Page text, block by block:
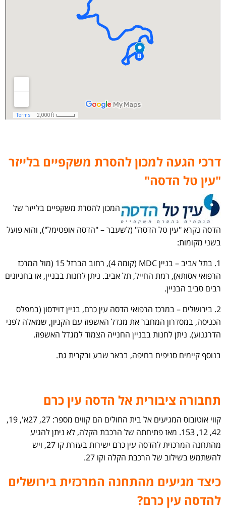
דרכי הגעה למכון להסרת משקפיים בלייזר
"עין טל הדסה"
המכון להסרת משקפיים בלייזר של
הדסה נקרא "עין טל הדסה" (לשעבר – "הדסה אופטימל"), והוא פועל
בשני מקומות:
1. בתל אביב – בניין MDC (קומה 4), רחוב הברזל 15 (מול המרכז
הרפואי אסותא), רמת החייל, תל אביב. ניתן לחנות בבניין, או בחניונים
רבים סביב הבניין.
2. בירושלים – במרכז הרפואי הדסה עין כרם, בניין דוידסון (במפלס
הכניסה, במסדרון המחבר את מגדל האשפוז עם הקניון, שמאלה לפני
הדרגנוע). ניתן לחנות בבניין החנייה הצמוד למגדל האשפוז.
בנוסף קיימים סניפים בחיפה, בבאר שבע ובקרית גת.
תחבורה ציבורית אל הדסה עין כרם
קווי אוטובוס המגיעים אל בית החולים הם קווים מספר: 27, 27א', 19,
42, 12, 153. מאז פתיחתה של הרכבת הקלה, לא ניתן להגיע
מהתחנה המרכזית להדסה עין כרם ישירות בעזרת קו 27, ויש
להשתמש בשילוב של הרכבת הקלה וקו 27.
כיצד מגיעים מהתחנה המרכזית בירושלים
להדסה עין כרם?